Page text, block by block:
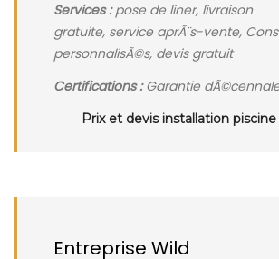
Services :pose de liner, livraison
gratuite, service aprÃ¨s-vente,
personnalisÃ©s, devis gratuit
Certifications :Garantie
Prix et devis installation
Entreprise Wild